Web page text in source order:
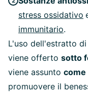
stress ossidativo
immunitario.
L'uso dell'estratto
viene offerto sotto
viene assunto
promuovere il